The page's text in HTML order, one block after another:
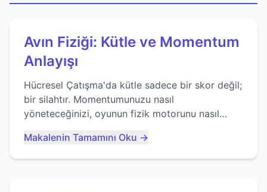
Avın Fiziği: Kütle ve Momentum
Anlayışı
Hücresel Çatışma'da kütle sadece bir skor değil;
bir silahtır. Momentumunuzu nasıl
yöneteceğinizi, oyunun fizik motorunu nasıl
ustalaşacağınızı öğrenin...
Makalenin Tamamını Oku →